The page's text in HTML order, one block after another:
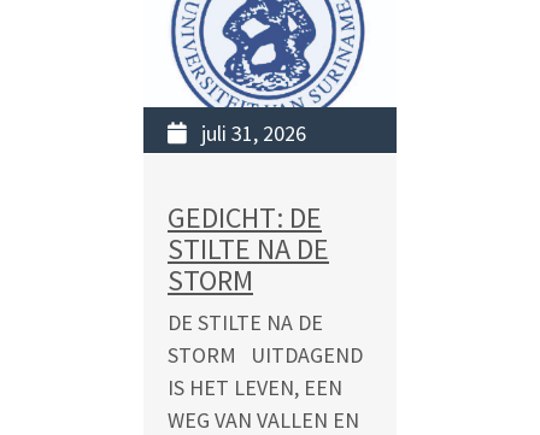
2026 Hierbij worden
personen die zich
wensen...
juli 31, 2026
GEDICHT: DE
STILTE NA DE
STORM
DE STILTE NA DE
STORM UITDAGEND
IS HET LEVEN, EEN
WEG VAN VALLEN EN